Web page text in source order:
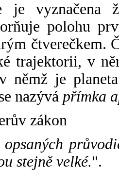
je vyznačena
polohu
čtverečkem.
trajektorii, v
němž je
nazývá přímka
zákon
stejně velké.".